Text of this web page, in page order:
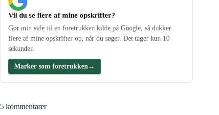
Vil du se flere af mine opskrifter?
Gør min side til en foretrukken kilde på Google, så dukker
flere af mine opskrifter op, når du søger. Det tager kun 10
sekunder.
Marker som foretrukken→
5 kommentarer